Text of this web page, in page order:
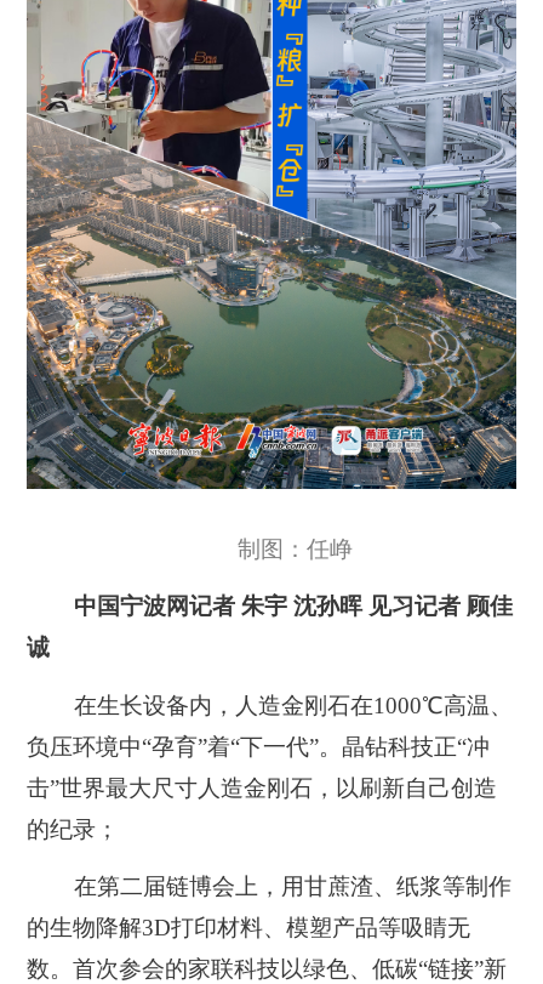
制图：任峥
中国宁波网记者 朱宇 沈孙晖 见习记者 顾佳
诚
在生长设备内，人造金刚石在1000℃高温、
负压环境中“孕育”着“下一代”。晶钻科技正“冲
击”世界最大尺寸人造金刚石，以刷新自己创造
的纪录；
在第二届链博会上，用甘蔗渣、纸浆等制作
的生物降解3D打印材料、模塑产品等吸睛无
数。首次参会的家联科技以绿色、低碳“链接”新